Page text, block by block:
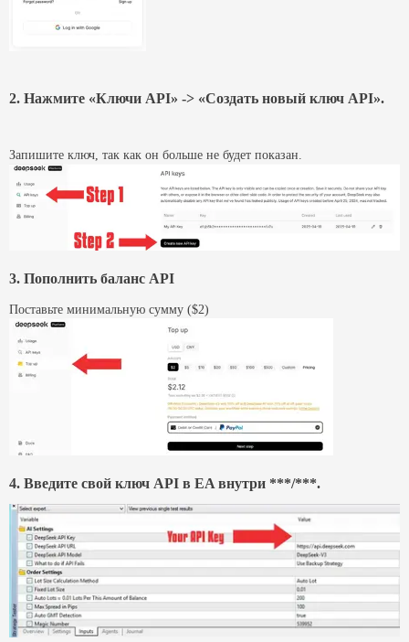
2. Нажмите «Ключи API» -> «Создать новый ключ API».
Запишите ключ, так как он больше не будет показан.
3. Пополнить баланс API
Поставьте минимальную сумму ($2)
4. Введите свой ключ API в EA внутри ***/***.